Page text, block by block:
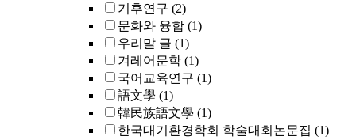
기후연구 (2)
문화와 융합 (1)
우리말 글 (1)
겨레어문학 (1)
국어교육연구 (1)
語文學 (1)
韓民族語文學 (1)
한국대기환경학회 학술대회논문집 (1)